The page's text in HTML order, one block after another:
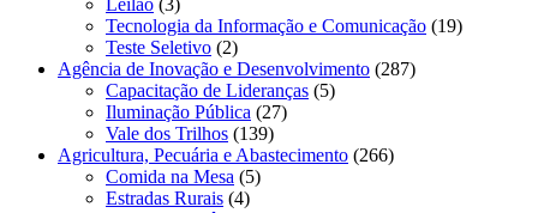
Leilão (3)
Tecnologia da Informação e Comunicação (19)
Teste Seletivo (2)
Agência de Inovação e Desenvolvimento (287)
Capacitação de Lideranças (5)
Iluminação Pública (27)
Vale dos Trilhos (139)
Agricultura, Pecuária e Abastecimento (266)
Comida na Mesa (5)
Estradas Rurais (4)